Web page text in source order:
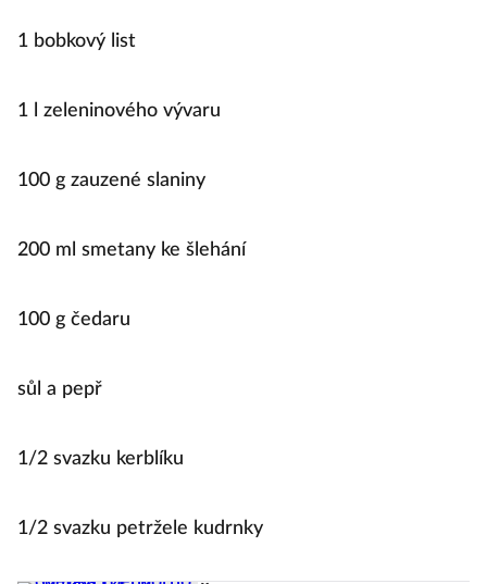
1 bobkový list
1 l zeleninového vývaru
100 g zauzené slaniny
200 ml smetany ke šlehání
100 g čedaru
sůl a pepř
1/2 svazku kerblíku
1/2 svazku petržele kudrnky